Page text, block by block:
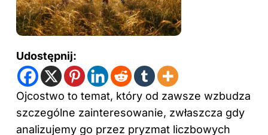
Udostępnij:
Ojcostwo to temat, który od zawsze wzbudza
szczególne zainteresowanie, zwłaszcza gdy
analizujemy go przez pryzmat liczbowych